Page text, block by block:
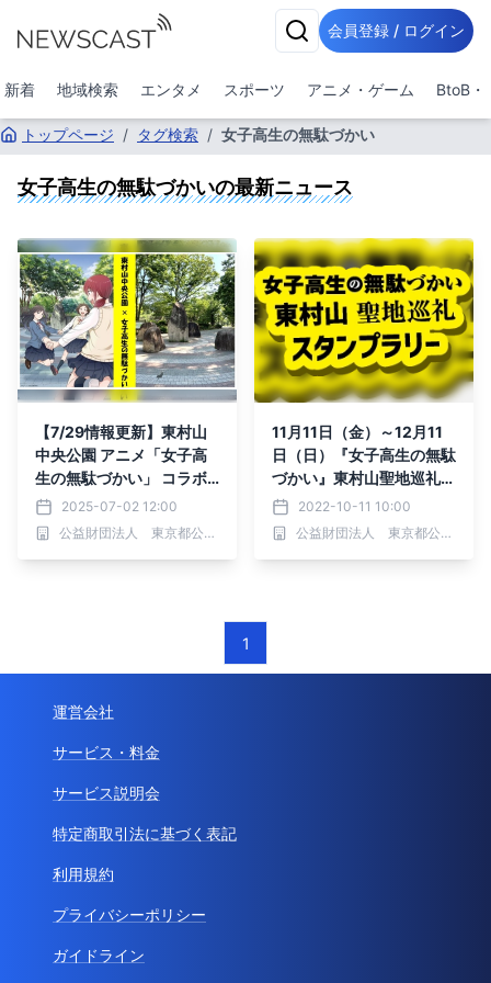
会員登録 / ログイン
新着 地域検索 エンタメ スポーツ アニメ・ゲーム BtoB・
トップページ / タグ検索 / 女子高生の無駄づかい
女子高生の無駄づかいの最新ニュース
【7/29情報更新】東村山
中央公園 アニメ「女子高
生の無駄づかい」 コラボ
イベント開催！【8/3(日)
～8/31(日)】
2025-07-02 12:00
公益財団法人 東京都公園協会
11月11日（金）～12月11
日（日）『女子高生の無駄
づかい』東村山聖地巡礼ス
タンプラリー
2022-10-11 10:00
公益財団法人 東京都公園協会
1
運営会社
サービス・料金
サービス説明会
特定商取引法に基づく表記
利用規約
プライバシーポリシー
ガイドライン